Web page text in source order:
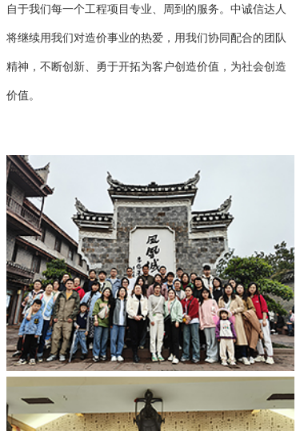
自于我们每一个工程项目专业、周到的服务。中诚信达人
将继续用我们对造价事业的热爱，用我们协同配合的团队
精神，不断创新、勇于开拓为客户创造价值，为社会创造
价值。